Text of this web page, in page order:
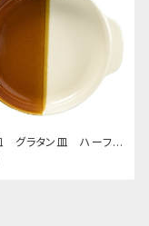
グラタン皿 ハーフ＆
ラウン